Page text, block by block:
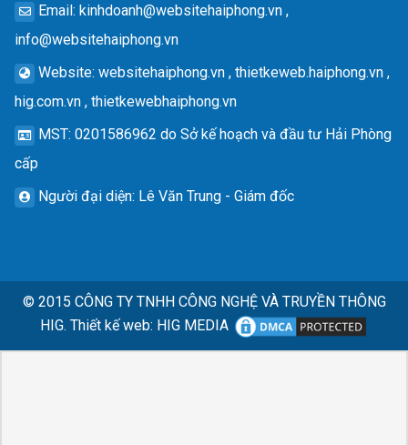
Email: kinhdoanh@websitehaiphong.vn ,
info@websitehaiphong.vn
Website: websitehaiphong.vn , thietkeweb.haiphong.vn ,
hig.com.vn , thietkewebhaiphong.vn
MST: 0201586962 do Sở kế hoạch và đầu tư Hải Phòng
cấp
Người đại diện: Lê Văn Trung - Giám đốc
© 2015 CÔNG TY TNHH CÔNG NGHỆ VÀ TRUYỀN THÔNG
HIG. Thiết kế web: HIG MEDIA